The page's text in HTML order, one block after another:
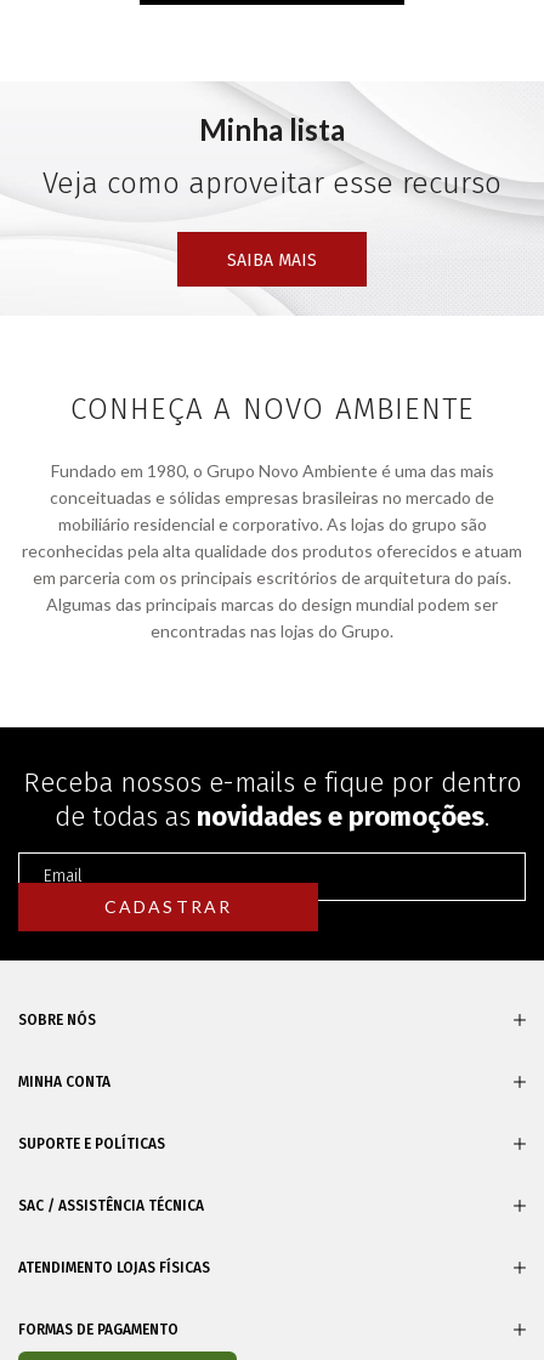
Minha lista
Veja como aproveitar esse recurso
SAIBA MAIS
CONHEÇA A NOVO AMBIENTE
Fundado em 1980, o Grupo Novo Ambiente é uma das mais
conceituadas e sólidas empresas brasileiras no mercado de
mobiliário residencial e corporativo. As lojas do grupo são
reconhecidas pela alta qualidade dos produtos oferecidos e atuam
em parceria com os principais escritórios de arquitetura do país.
Algumas das principais marcas do design mundial podem ser
encontradas nas lojas do Grupo.
Receba nossos e-mails e fique por dentro
de todas as novidades e promoções.
SOBRE NÓS
MINHA CONTA
SUPORTE E POLÍTICAS
SAC / ASSISTÊNCIA TÉCNICA
ATENDIMENTO LOJAS FÍSICAS
FORMAS DE PAGAMENTO